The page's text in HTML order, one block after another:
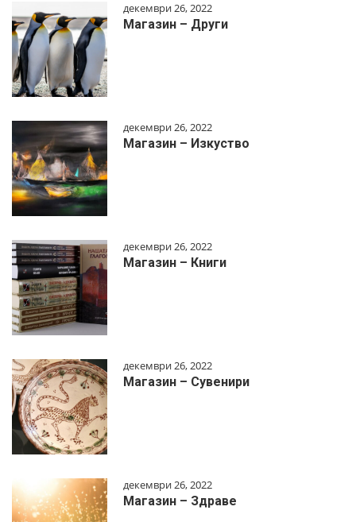
декември 26, 2022
Магазин – Други
декември 26, 2022
Магазин – Изкуство
декември 26, 2022
Магазин – Книги
декември 26, 2022
Магазин – Сувенири
декември 26, 2022
Магазин – Здраве